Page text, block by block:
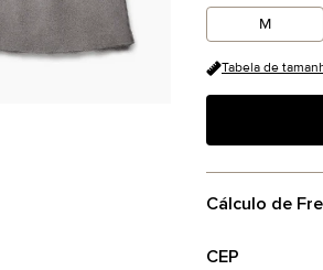
M
Tabela de
Cálculo de
CEP